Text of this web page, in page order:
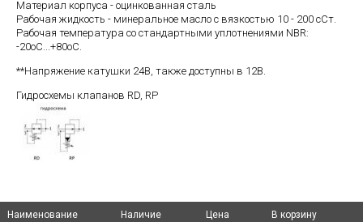
Материал корпуса - оцинкованная сталь
Рабочая жидкость - минеральное масло с вязкостью 10 - 200 сСт.
Рабочая температура со стандартными уплотнениями NBR:
-20оС...+80оС.
**Напряжение катушки 24В, также доступны в 12В.
Гидросхемы клапанов RD, RP
Наименование Наличие Цена В корзину
Наименование
Наименование
Наименование Наличие Цена В корзину